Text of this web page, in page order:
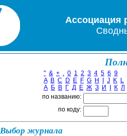
Ассоциация
" & + . 0 1 2 3 4 5 6 9
A B C D E F G H J K L
А Б В Г Д Е Ж З И К Л
по названию:
по коду:
Выбор журнала